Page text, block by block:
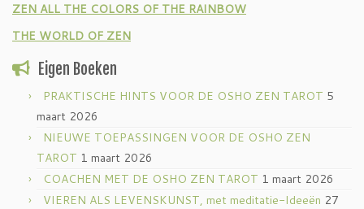
ZEN ALL THE COLORS OF THE RAINBOW
THE WORLD OF ZEN
Eigen Boeken
PRAKTISCHE HINTS VOOR DE OSHO ZEN TAROT 5
maart 2026
NIEUWE TOEPASSINGEN VOOR DE OSHO ZEN
TAROT 1 maart 2026
COACHEN MET DE OSHO ZEN TAROT 1 maart 2026
VIEREN ALS LEVENSKUNST, met meditatie-Ideeën 27